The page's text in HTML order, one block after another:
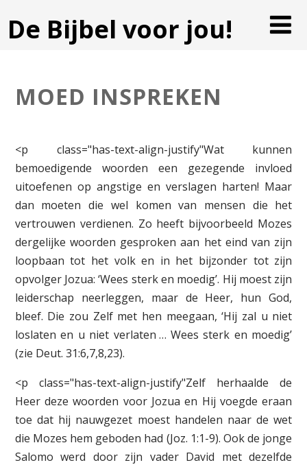
De Bijbel voor jou!
MOED INSPREKEN
<p class="has-text-align-justify"Wat kunnen
bemoedigende woorden een gezegende invloed
uitoefenen op angstige en verslagen harten! Maar
dan moeten die wel komen van mensen die het
vertrouwen verdienen. Zo heeft bijvoorbeeld Mozes
dergelijke woorden gesproken aan het eind van zijn
loopbaan tot het volk en in het bijzonder tot zijn
opvolger Jozua: ‘Wees sterk en moedig’. Hij moest zijn
leiderschap neerleggen, maar de Heer, hun God,
bleef. Die zou Zelf met hen meegaan, ‘Hij zal u niet
loslaten en u niet verlaten … Wees sterk en moedig’
(zie Deut. 31:6,7,8,23).
<p class="has-text-align-justify"Zelf herhaalde de
Heer deze woorden voor Jozua en Hij voegde eraan
toe dat hij nauwgezet moest handelen naar de wet
die Mozes hem geboden had (Joz. 1:1-9). Ook de jonge
Salomo werd door zijn vader David met dezelfde